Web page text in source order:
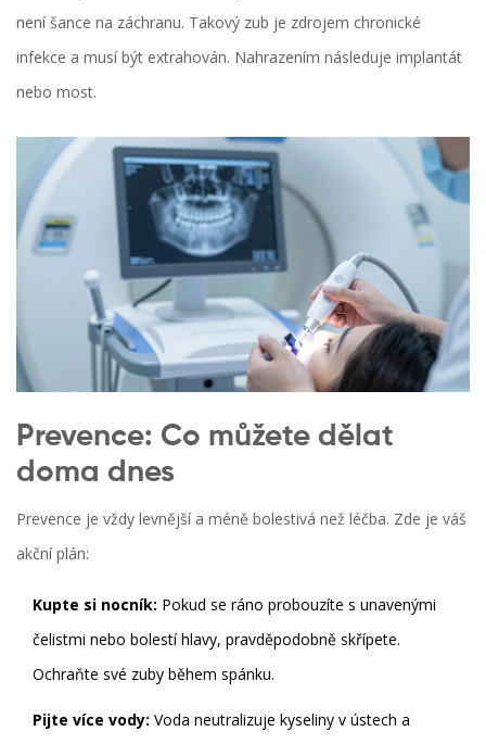
není šance na záchranu. Takový zub je zdrojem chronické
infekce a musí být extrahován. Nahrazením následuje implantát
nebo most.
Prevence: Co můžete dělat
doma dnes
Prevence je vždy levnější a méně bolestivá než léčba. Zde je váš
akční plán:
Kupte si nocník: Pokud se ráno probouzíte s unavenými
čelistmi nebo bolestí hlavy, pravděpodobně skřípete.
Ochraňte své zuby během spánku.
Pijte více vody: Voda neutralizuje kyseliny v ústech a